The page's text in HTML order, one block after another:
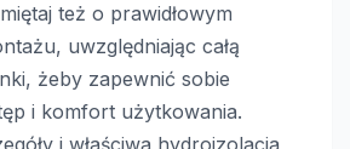
też o prawidłowym
uwzględniając całą
żeby zapewnić sobie
i komfort użytkowania.